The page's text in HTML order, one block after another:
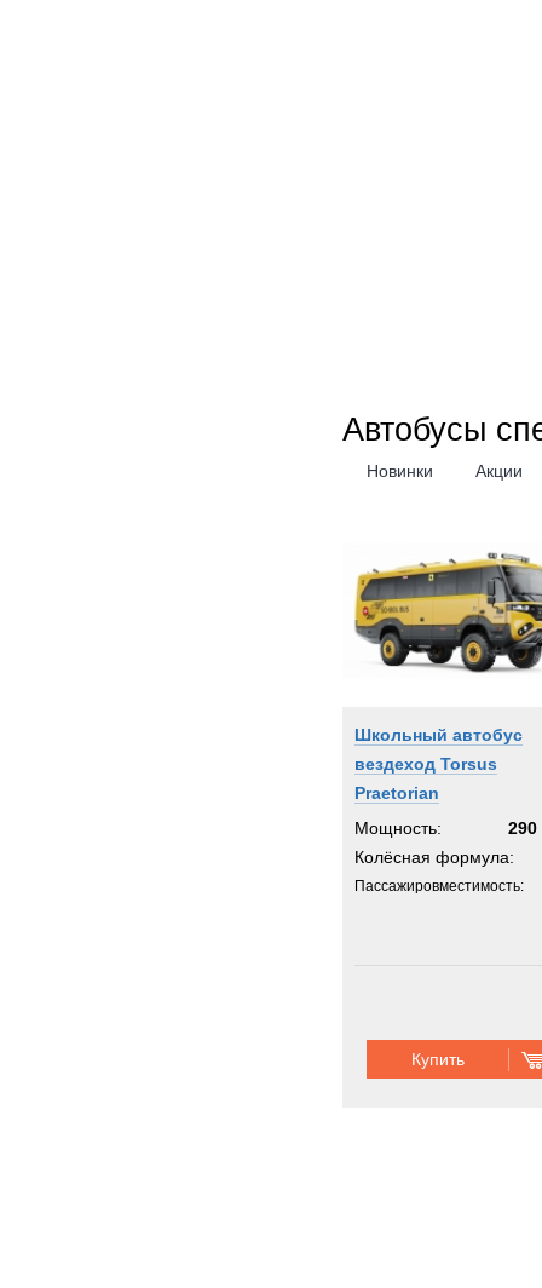
Автобусы
Новинки Акции
Школьный автобус
вездеход Torsus
Praetorian
Мощность:
290
Колёсная формула:
Пассажировместимость:
Купить